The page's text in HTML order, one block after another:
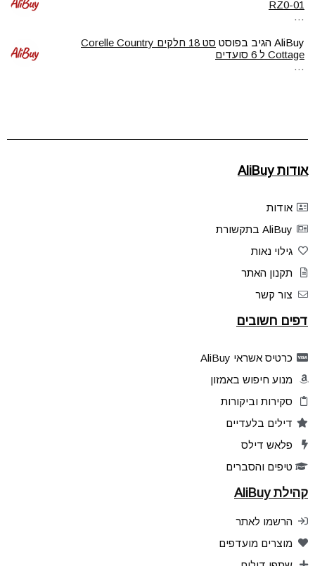
RZ0-01
…
AliBuy הגיב בפוסט
סט 18 חלקים Corelle Country
Cottage ל 6 סועדים
…
אודות AliBuy
אודות
AliBuy בתקשורת
גילוי נאות
תקנון האתר
צור קשר
דפים חשובים
כרטיס אשראי AliBuy
מנוע חיפוש באמזון
סקירות וביקורות
דילים בלעדיים
פלאש דילס
טיפים והסברים
קהילת AliBuy
הרשמו לאתר
מוצרים מועדפים